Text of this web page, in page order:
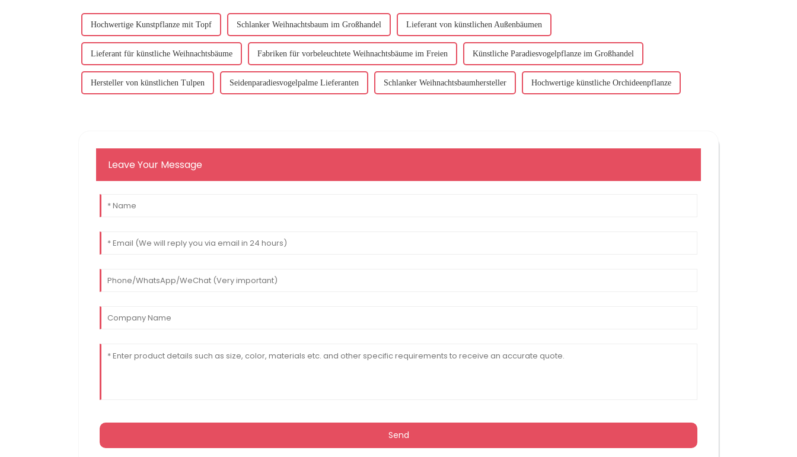
Hochwertige Kunstpflanze mit Topf Schlanker Weihnachtsbaum im Großhandel Lieferant von künstlichen Außenbäumen
Lieferant für künstliche Weihnachtsbäume Fabriken für vorbeleuchtete Weihnachtsbäume im Freien Künstliche Paradiesvogelpflanze im Großhandel
Hersteller von künstlichen Tulpen Seidenparadiesvogelpalme Lieferanten Schlanker Weihnachtsbaumhersteller Hochwertige künstliche Orchideenpflanze
Leave Your Message
Send